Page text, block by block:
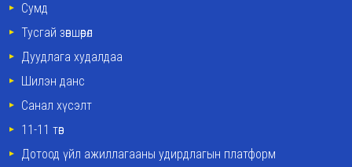
Сумд
Тусгай зөвшөөрөл
Дуудлага худалдаа
Шилэн данс
Санал хүсэлт
11-11 төв
Дотоод үйл ажиллагааны удирдлагын платформ